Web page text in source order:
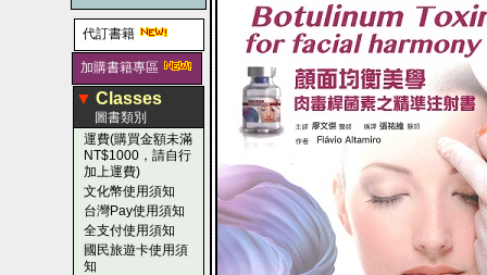
代訂書籍
加購書籍專區
▼ Classes
圖書類別
運費(購買金額未滿
NT$1000，請自行
加上運費)
文化幣使用須知
台灣Pay使用須知
全支付使用須知
國民旅遊卡使用須
知